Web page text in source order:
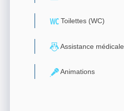
Toilettes (WC)
Assistance médicale
Animations